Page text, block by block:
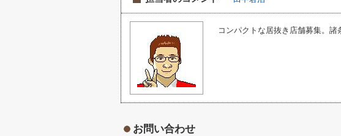
コンパクトな居抜き店舗募集。諸
お問い合わせ